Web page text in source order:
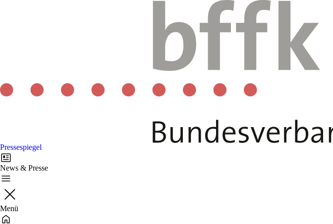
Pressespiegel
News & Presse
Menü